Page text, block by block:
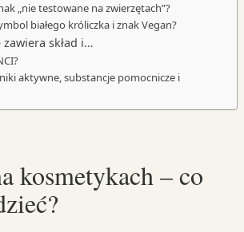
„nie testowane na zwierzętach”?
białego króliczka i znak Vegan?
skład i…
aktywne, substancje pomocnicze i
kosmetykach – co